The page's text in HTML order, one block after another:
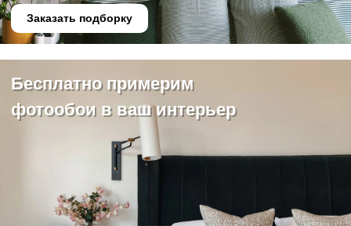
Заказать подборку
Бесплатно примерим
фотообои в ваш интерьер